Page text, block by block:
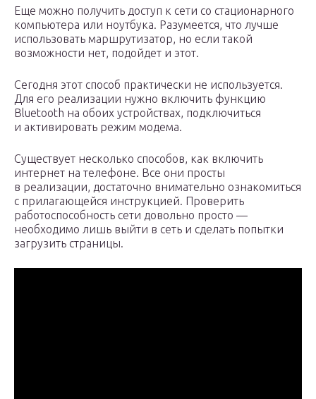
Еще можно получить доступ к сети со стационарного
компьютера или ноутбука. Разумеется, что лучше
использовать маршрутизатор, но если такой
возможности нет, подойдет и этот.
Сегодня этот способ практически не используется.
Для его реализации нужно включить функцию
Bluetooth на обоих устройствах, подключиться
и активировать режим модема.
Существует несколько способов, как включить
интернет на телефоне. Все они просты
в реализации, достаточно внимательно ознакомиться
с прилагающейся инструкцией. Проверить
работоспособность сети довольно просто —
необходимо лишь выйти в сеть и сделать попытки
загрузить страницы.